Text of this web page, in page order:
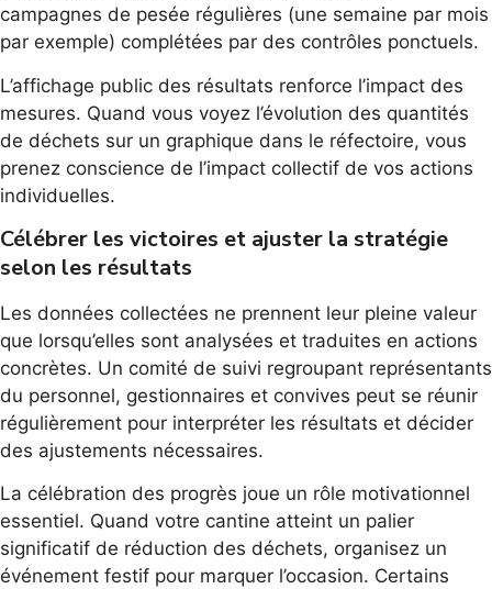
campagnes de pesée régulières (une semaine par mois
par exemple) complétées par des contrôles ponctuels.
L’affichage public des résultats renforce l’impact des
mesures. Quand vous voyez l’évolution des quantités
de déchets sur un graphique dans le réfectoire, vous
prenez conscience de l’impact collectif de vos actions
individuelles.
Célébrer les victoires et ajuster la stratégie
selon les résultats
Les données collectées ne prennent leur pleine valeur
que lorsqu’elles sont analysées et traduites en actions
concrètes. Un comité de suivi regroupant représentants
du personnel, gestionnaires et convives peut se réunir
régulièrement pour interpréter les résultats et décider
des ajustements nécessaires.
La célébration des progrès joue un rôle motivationnel
essentiel. Quand votre cantine atteint un palier
significatif de réduction des déchets, organisez un
événement festif pour marquer l’occasion. Certains